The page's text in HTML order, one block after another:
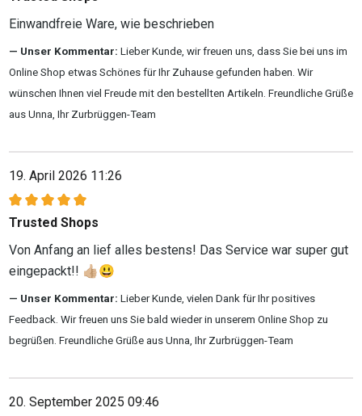
Einwandfreie Ware, wie beschrieben
Unser Kommentar: Lieber Kunde, wir freuen uns, dass Sie bei uns im
Online Shop etwas Schönes für Ihr Zuhause gefunden haben. Wir
wünschen Ihnen viel Freude mit den bestellten Artikeln. Freundliche Grüße
aus Unna, Ihr Zurbrüggen-Team
19. April 2026 11:26
Bewertung mit 5 von 5 Sternen
Trusted Shops
Von Anfang an lief alles bestens! Das Service war super gut
eingepackt!! 👍🏼😃
Unser Kommentar: Lieber Kunde, vielen Dank für Ihr positives
Feedback. Wir freuen uns Sie bald wieder in unserem Online Shop zu
begrüßen. Freundliche Grüße aus Unna, Ihr Zurbrüggen-Team
20. September 2025 09:46